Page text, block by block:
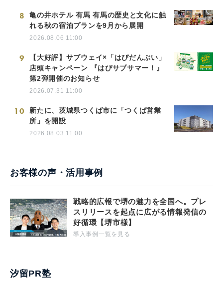
8
亀の井ホテル 有馬 有馬の歴史と文化に触
れる秋の宿泊プランを9月から展開
2026.08.06 11:00
9
【大好評】サブウェイ×「はぴだんぶい」
店頭キャンペーン 『はぴサブサマー！』
第2弾開催のお知らせ
2026.07.31 11:00
10
新たに、茨城県つくば市に「つくば営業
所」を開設
2026.08.03 11:00
お客様の声・活用事例
戦略的広報で堺の魅力を全国へ。プレ
スリリースを起点に広がる情報発信の
好循環【堺市様】
導入事例一覧を見る
汐留PR塾